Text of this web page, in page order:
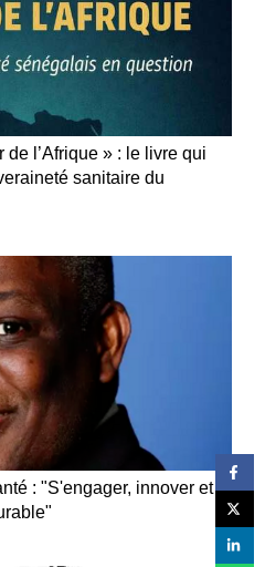
l’Afrique » : le livre qui
sanitaire du
: "S'engager, innover et